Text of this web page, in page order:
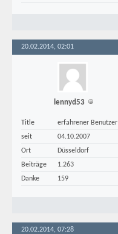
20.02.2014, 02:01
lennyd53
Title
erfahrener Benutzer
seit
04.10.2007
Ort
Düsseldorf
Beiträge
1.263
Danke
159
20.02.2014, 07:28